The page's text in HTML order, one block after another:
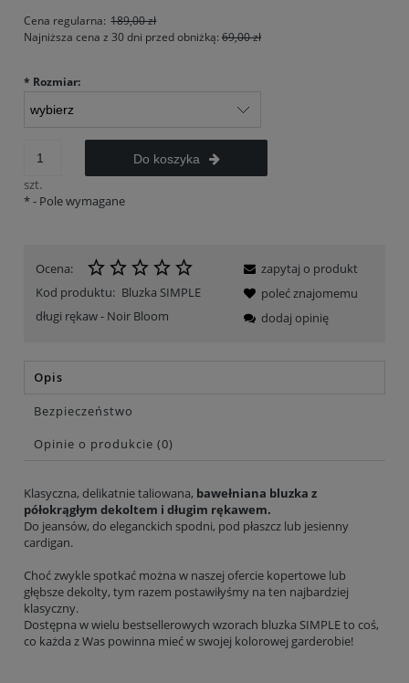
Cena regularna: 189,00 zł
Najniższa cena z 30 dni przed obniżką: 69,00 zł
* Rozmiar:
szt.
Do koszyka
*- Pole wymagane
Ocena:
Kod produktu: Bluzka SIMPLE
długi rękaw - Noir Bloom
zapytaj o produkt
poleć znajomemu
dodaj opinię
Opis
Bezpieczeństwo
Opinie o produkcie (0)
Klasyczna, delikatnie taliowana, bawełniana bluzka z
półokrągłym dekoltem i długim rękawem.
Do jeansów, do eleganckich spodni, pod płaszcz lub jesienny
cardigan.
Choć zwykle spotkać można w naszej ofercie kopertowe lub
głębsze dekolty, tym razem postawiłyśmy na ten najbardziej
klasyczny.
Dostępna w wielu bestsellerowych wzorach bluzka SIMPLE to coś,
co każda z Was powinna mieć w swojej kolorowej garderobie!